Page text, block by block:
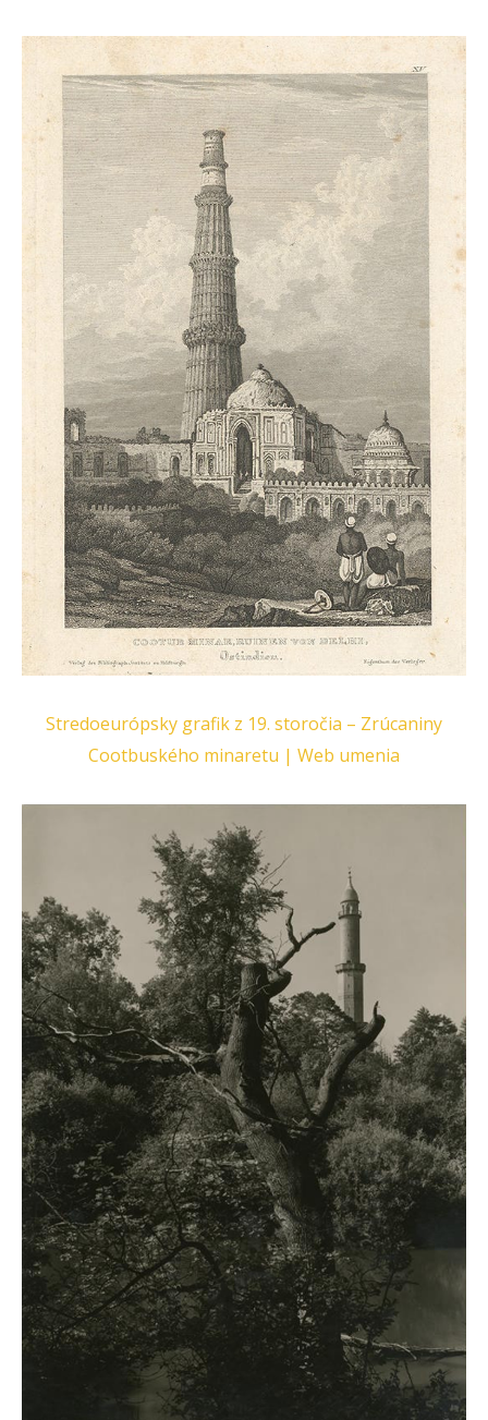
Stredoeurópsky grafik z 19. storočia – Zrúcaniny
Cootbuského minaretu | Web umenia